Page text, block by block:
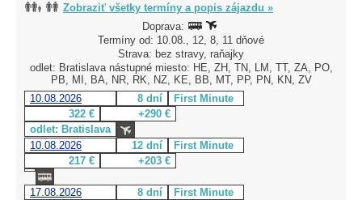
Zobraziť všetky termíny a popis zájazdu »
Doprava:
Termíny od: 10.08., 12, 8, 11 dňové
Strava: bez stravy, raňajky
odlet: Bratislava nástupné miesto: HE, ZH, TN, LM, TT, ZA, PO,
PB, MI, BA, NR, RK, NZ, KE, BB, MT, PP, PN, KN, ZV
10.08.2026
8 dní
First Minute
322 €
+290 €
odlet: Bratislava
10.08.2026
12 dní
First Minute
217 €
+203 €
17.08.2026 8 dní
First Minute